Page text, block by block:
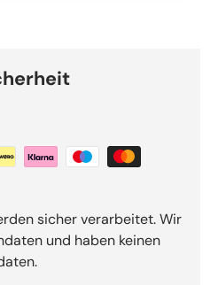
sicher verarbeitet. Wir
und haben keinen